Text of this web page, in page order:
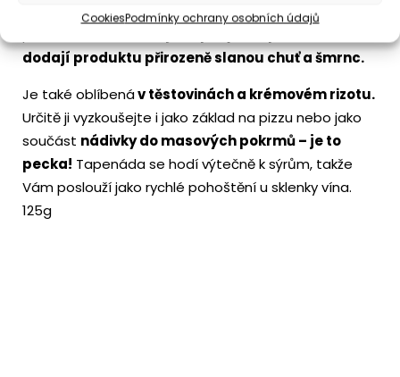
CookiesPodmínky ochrany osobních údajů
bagetkách. Strukturou bychom ji přirovnali k
dodají produktu přirozeně slanou chuť a šmrnc.
Je také oblíbenáv těstovinách a krémovém rizotu.
Určitě ji vyzkoušejte i jako základ na pizzu nebo jako
součást nádivky do masových pokrmů – je to
pecka! Tapenáda se hodí výtečně k sýrům, takže
Vám poslouží jako rychlé pohoštění u sklenky vína.
125g